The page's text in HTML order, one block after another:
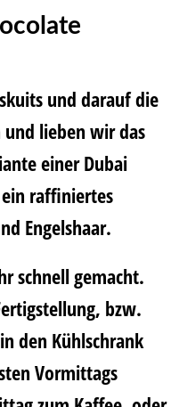
und darauf die
und lieben wir das
einer Dubai
raffiniertes
Engelshaar.
schnell gemacht.
bzw.
den Kühlschrank
Vormittags